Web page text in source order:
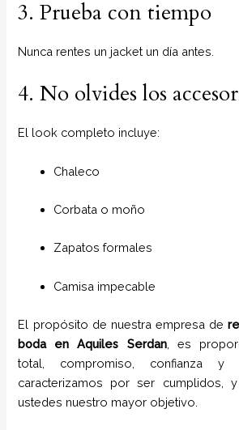
3. Prueba con tiempo
Nunca rentes un jacket un día antes.
4. No olvides los
El look completo incluye:
Chaleco
Corbata o moño
Zapatos formales
Camisa impecable
El propósito de nuestra empresa de
boda
enAquiles Serdan, es
total, compromiso, confianza y
caracterizamos por ser cumplidos,
ustedes nuestro mayor objetivo.